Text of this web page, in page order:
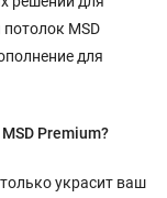
MSD
для
Premium?
украсит ваш